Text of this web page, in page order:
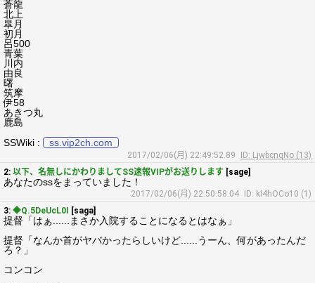
蒼龍
北上
皐月
初月
呂500
青葉
川内
由良
曙
筑摩
伊58
あきつ丸
鹿島
SSWiki :
ss.vip2ch.com
2017/02/06(月) 22:49:52.89
ID: LjwbcnqNo (13)
2: 以下、名無しにかわりましてSS速報VIPがお送りします [sage]
あなたのssをまっていました！
2017/02/06(月) 22:50:58.04
ID: kI4hOCo10 (1)
3: ◆Q.5DeUcL0I [saga]
提督「はぁ......まさか入院することになるとはなぁ」
提督「なんか首がヤバかったらしいけど......うーん、何があったんだ
ろ？」
コンコン